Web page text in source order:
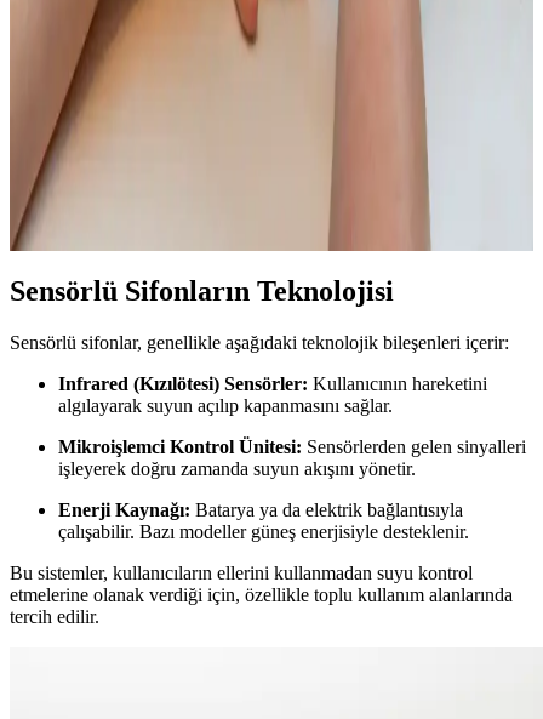
Kulakiçi kulaklıkların düzenli temizliği, hijyen ve ses kalitesi için
önemlidir. Uygun malzemeler ve dikkatli yöntemlerle temizlik
yaparak cihaz ömrünü uzatabilir ve sağlığınızı koruyabilirsiniz.
Telefon Ahizesi Temizliği İçin Güvenli ve Etkili
Yöntemler Rehberi
Telefon ahizesi temizliği için uygun ürünler ve yöntemler,
mikroplardan arındırma ve cihazın zarar görmesini önleme stratejileri
anlatılıyor.
Sensörlü Sifonların Teknolojisi
Sensörlü sifonlar, genellikle aşağıdaki teknolojik bileşenleri içerir:
Infrared (Kızılötesi) Sensörler: Kullanıcının hareketini
algılayarak suyun açılıp kapanmasını sağlar.
Mikroişlemci Kontrol Ünitesi: Sensörlerden gelen sinyalleri
işleyerek doğru zamanda suyun akışını yönetir.
Enerji Kaynağı: Batarya ya da elektrik bağlantısıyla
çalışabilir. Bazı modeller güneş enerjisiyle desteklenir.
Bu sistemler, kullanıcıların ellerini kullanmadan suyu kontrol
etmelerine olanak verdiği için, özellikle toplu kullanım alanlarında
tercih edilir.